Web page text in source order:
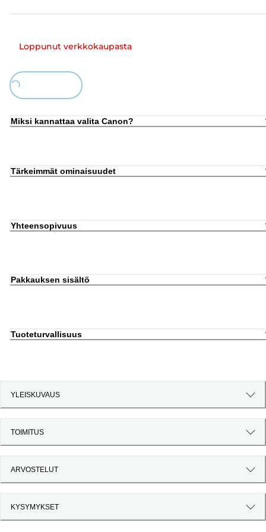
Loppunut verkkokaupasta
Loading...
Miksi kannattaa valita Canon?
Tärkeimmät ominaisuudet
Yhteensopivuus
Pakkauksen sisältö
Tuoteturvallisuus
YLEISKUVAUS
TOIMITUS
ARVOSTELUT
KYSYMYKSET